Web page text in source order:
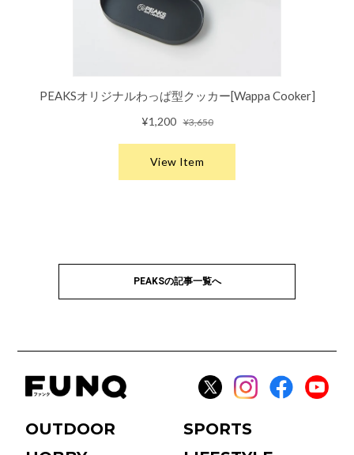
PEAKSの記事一覧へ
OUTDOOR
SPORTS